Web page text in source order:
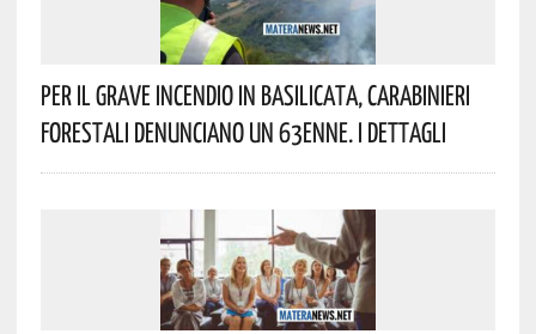
Per Il Grave Incendio In Basilicata, Carabinieri
Forestali Denunciano Un 63enne. I Dettagli